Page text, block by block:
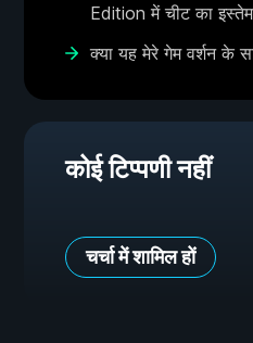
Edition में चीट का
क्या यह मेरे गेम वर्शन के
कोई टिप्पणी नहीं
चर्चा में शामिल हों